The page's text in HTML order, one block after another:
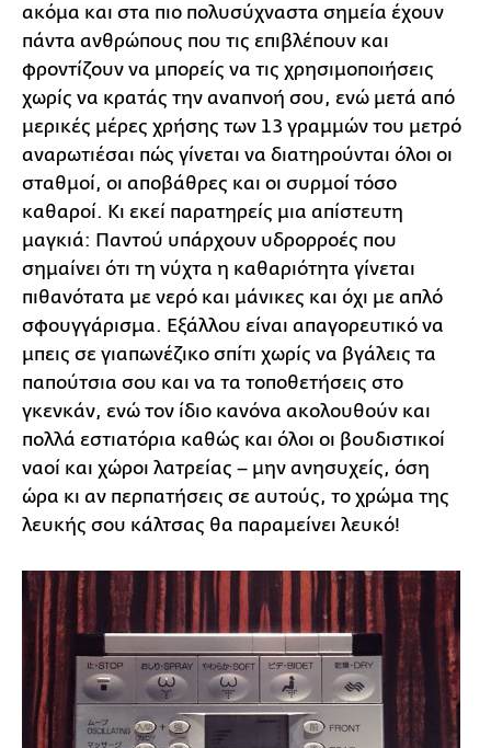
ακόμα και στα πιο πολυσύχναστα σημεία έχουν
πάντα ανθρώπους που τις επιβλέπουν και
φροντίζουν να μπορείς να τις χρησιμοποιήσεις
χωρίς να κρατάς την αναπνοή σου, ενώ μετά από
μερικές μέρες χρήσης των 13 γραμμών του μετρό
αναρωτιέσαι πώς γίνεται να διατηρούνται όλοι οι
σταθμοί, οι αποβάθρες και οι συρμοί τόσο
καθαροί. Κι εκεί παρατηρείς μια απίστευτη
μαγκιά: Παντού υπάρχουν υδρορροές που
σημαίνει ότι τη νύχτα η καθαριότητα γίνεται
πιθανότατα με νερό και μάνικες και όχι με απλό
σφουγγάρισμα. Εξάλλου είναι απαγορευτικό να
μπεις σε γιαπωνέζικο σπίτι χωρίς να βγάλεις τα
παπούτσια σου και να τα τοποθετήσεις στο
γκενκάν, ενώ τον ίδιο κανόνα ακολουθούν και
πολλά εστιατόρια καθώς και όλοι οι βουδιστικοί
ναοί και χώροι λατρείας – μην ανησυχείς, όση
ώρα κι αν περπατήσεις σε αυτούς, το χρώμα της
λευκής σου κάλτσας θα παραμείνει λευκό!